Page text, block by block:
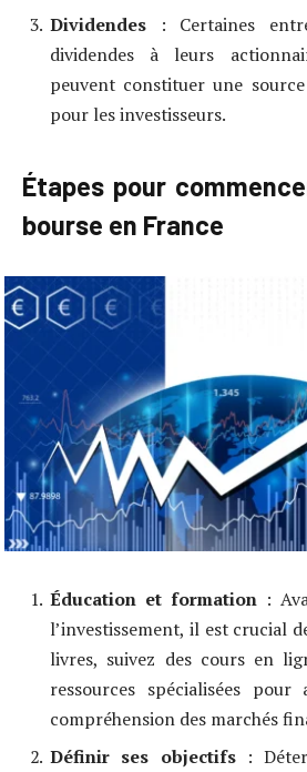
Dividendes : Certaines
dividendes à leurs
peuvent constituer une
pour les investisseurs.
Étapes pour
bourse en France
Éducation et formation :
l’investissement, il est crucial
livres, suivez des cours en
ressources spécialisées
compréhension des marchés
Définir ses objectifs: